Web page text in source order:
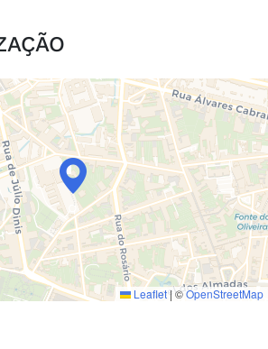
Leaflet|©OpenStreetMap